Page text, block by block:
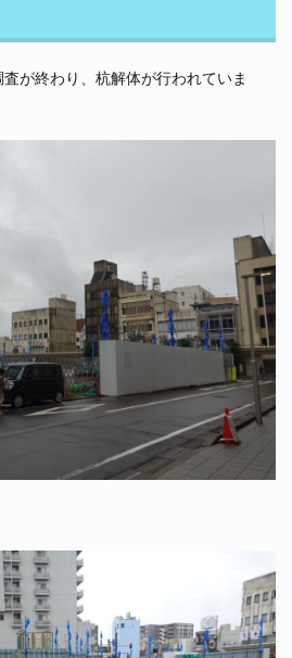
が終わり、杭解体が行われていま